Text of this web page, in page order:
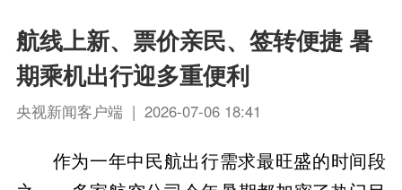
航线上新、票价亲民、签转便捷 暑
期乘机出行迎多重便利
央视新闻客户端 | 2026-07-06 18:41
作为一年中民航出行需求最旺盛的时间段